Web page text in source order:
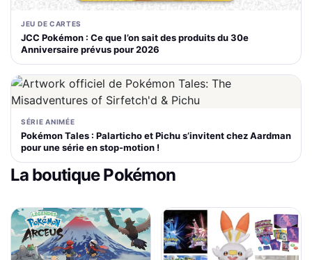
JEU DE CARTES
JCC Pokémon : Ce que l’on sait des produits du 30e
Anniversaire prévus pour 2026
SÉRIE ANIMÉE
Pokémon Tales : Palarticho et Pichu s’invitent chez Aardman
pour une série en stop-motion !
La boutique Pokémon